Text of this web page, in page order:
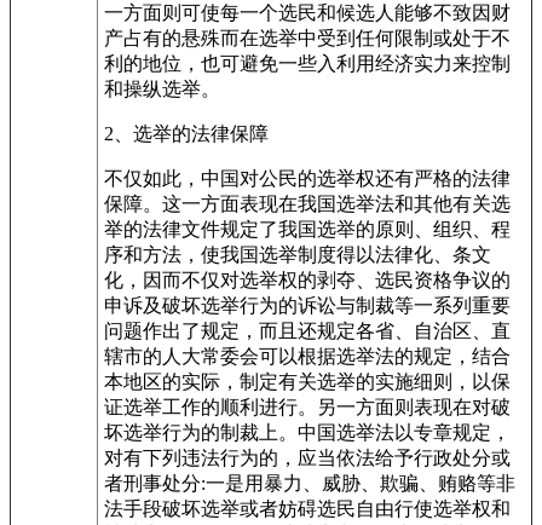
一方面则可使每一个选民和候选人能够不致因财
产占有的悬殊而在选举中受到任何限制或处于不
利的地位，也可避免一些入利用经济实力来控制
和操纵选举。
2、选举的法律保障
不仅如此，中国对公民的选举权还有严格的法律
保障。这一方面表现在我国选举法和其他有关选
举的法律文件规定了我国选举的原则、组织、程
序和方法，使我国选举制度得以法律化、条文
化，因而不仅对选举权的剥夺、选民资格争议的
申诉及破坏选举行为的诉讼与制裁等一系列重要
问题作出了规定，而且还规定各省、自治区、直
辖市的人大常委会可以根据选举法的规定，结合
本地区的实际，制定有关选举的实施细则，以保
证选举工作的顺利进行。另一方面则表现在对破
坏选举行为的制裁上。中国选举法以专章规定，
对有下列违法行为的，应当依法给予行政处分或
者刑事处分:一是用暴力、威胁、欺骗、贿赂等非
法手段破坏选举或者妨碍选民自由行使选举权和